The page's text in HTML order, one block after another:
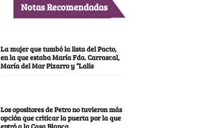
Notas Recomendadas
La mujer que tumbó la lista del Pacto,
en la que estaba María Fda. Carrascal,
María del Mar Pizarro y “Lalis
Los opositores de Petro no tuvieron más
opción que criticar la puerta por la que
entró a la Casa Blanca